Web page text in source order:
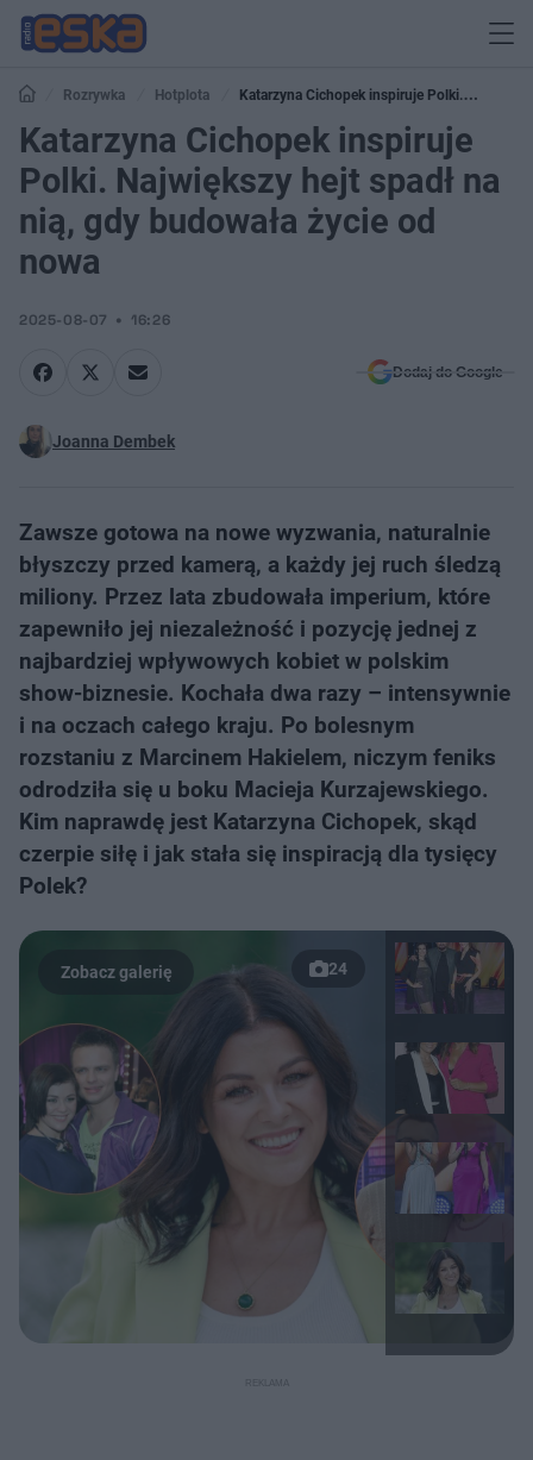
Rozrywka Hotplota
Katarzyna Cichopek inspiruje Polki.
Największy hejt spadł na nią, gdy budowała życie od nowa
Katarzyna Cichopek inspiruje
Polki. Największy hejt spadł na
nią, gdy budowała życie od
nowa
2025-08-07 16:26
Dodaj do Google
Joanna Dembek
Zawsze gotowa na nowe wyzwania, naturalnie
błyszczy przed kamerą, a każdy jej ruch śledzą
miliony. Przez lata zbudowała imperium, które
zapewniło jej niezależność i pozycję jednej z
najbardziej wpływowych kobiet w polskim
show-biznesie. Kochała dwa razy – intensywnie
i na oczach całego kraju. Po bolesnym
rozstaniu z Marcinem Hakielem, niczym feniks
odrodziła się u boku Macieja Kurzajewskiego.
Kim naprawdę jest Katarzyna Cichopek, skąd
czerpie siłę i jak stała się inspiracją dla tysięcy
Polek?
24